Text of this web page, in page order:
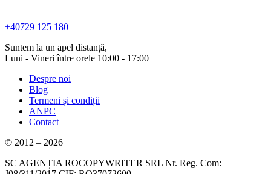
+40729 125 180
Suntem la un apel distanță,
Luni - Vineri între orele 10:00 - 17:00
Despre noi
Blog
Termeni și condiții
ANPC
Contact
© 2012 – 2026
SC AGENȚIA ROCOPYWRITER SRL Nr. Reg. Com: